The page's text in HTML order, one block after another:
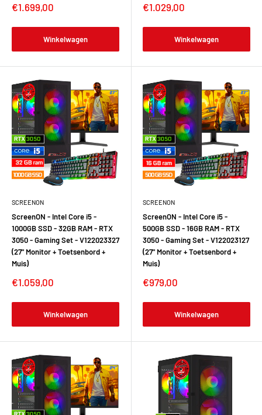
€1.699,00
Winkelwagen
€1.029,00
Winkelwagen
SCREENON
ScreenON - Intel Core i5 -
1000GB SSD - 32GB RAM - RTX
3050 - Gaming Set - V122023327
(27" Monitor + Toetsenbord +
Muis)
€1.059,00
Winkelwagen
SCREENON
ScreenON - Intel Core i5 -
500GB SSD - 16GB RAM - RTX
3050 - Gaming Set - V122023127
(27" Monitor + Toetsenbord +
Muis)
€979,00
Winkelwagen